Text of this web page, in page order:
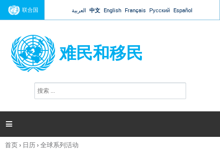
Jump to navigation
联合国 العربية 中文 English Français Русский Español
难民和移民
搜
索

你
首页› 日历›全球系列活动